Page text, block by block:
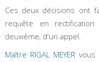
Ces deux décisions ont
requête en
deuxième, d'un appel.
Maître RIGAL MEYERvous